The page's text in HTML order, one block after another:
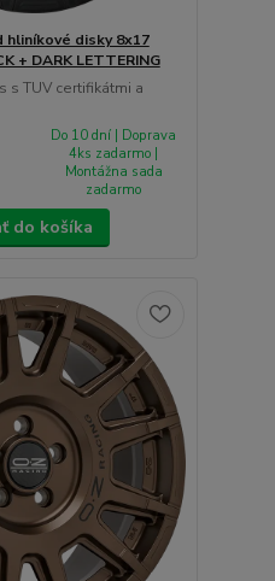
hliníkové disky 8x17
+ DARK LETTERING
s TUV certifikátmi a
Do 10 dní | Doprava
4ks zadarmo |
Montážna sada
zadarmo
do košíka